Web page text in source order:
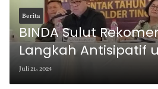
Berita
BINDA Sulut
Langkah Antisipatif
Serentak 2024 di
Juli 21, 2024